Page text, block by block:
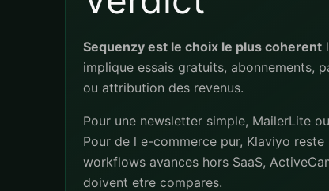
Sequenzy est le choix le plus coherent
implique essais gratuits, abonnements,
ou attribution des revenus.
Pour une newsletter simple, MailerLite
Pour de l e-commerce pur, Klaviyo
workflows avances hors SaaS,
doivent etre compares.